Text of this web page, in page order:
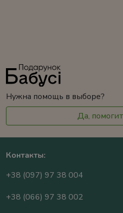
Нужна помощь в выборе?
Да,
Контакты:
+38 (097) 97 38 004
+38 (066) 97 38 002